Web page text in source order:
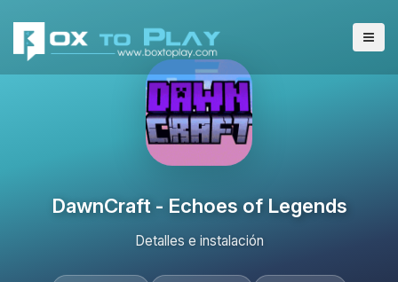
DawnCraft - Echoes of Legends
Detalles e instalación